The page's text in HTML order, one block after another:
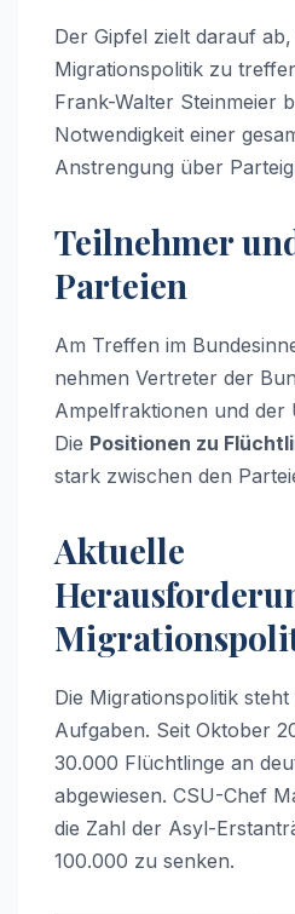
Der Gipfel zielt darauf
Migrationspolitik zu
Frank-Walter Steinmeier
Notwendigkeit einer
Anstrengung über
Teilnehmer
Parteien
Am Treffen im
nehmen Vertreter der
Ampelfraktionen und der
Die Positionen zu
stark zwischen den
Aktuelle
Die Migrationspolitik
Aufgaben. Seit Oktober
30.000 Flüchtlinge an
abgewiesen. CSU-Chef
die Zahl der Asyl-
100.000 zu senken.